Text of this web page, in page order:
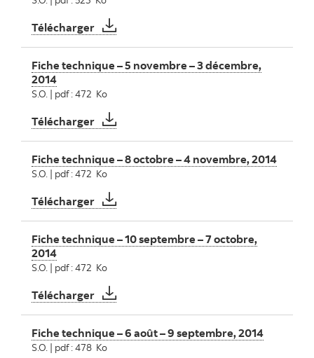
Télécharger Fiche technique – 4 décembre – 6
Fiche technique – 5 novembre – 3 décembre,
2014
S.O. | pdf : 472 Ko
Télécharger Fiche technique – 5 novembre – 3
Fiche technique – 8 octobre – 4 novembre, 2014
S.O. | pdf : 472 Ko
Télécharger Fiche technique – 8 octobre – 4
Fiche technique – 10 septembre – 7 octobre,
2014
S.O. | pdf : 472 Ko
Télécharger Fiche technique – 10 septembre – 7
Fiche technique – 6 août – 9 septembre, 2014
S.O. | pdf : 478 Ko